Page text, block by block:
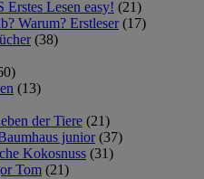
Lesen easy! (21)
Warum? Erstleser (17)
(38)
(13)
der Tiere (21)
junior (37)
Kokosnuss (31)
Tom (21)